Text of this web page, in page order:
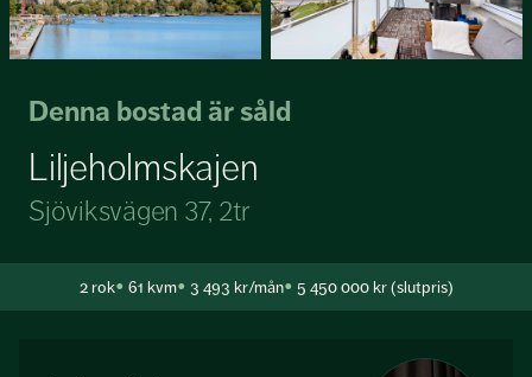
Denna bostad är såld
Sjöviksvägen 37, 2tr
Liljeholmskajen
2rok 61 kvm 3 493 kr/mån 5 450 000 kr (slutpris)